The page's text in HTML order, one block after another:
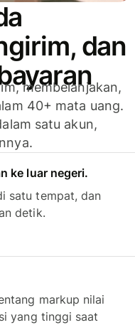
dan
membelanjakan,
40+ mata uang.
satu akun,
ke luar negeri.
satu tempat, dan
detik.
markup nilai
yang tinggi saat